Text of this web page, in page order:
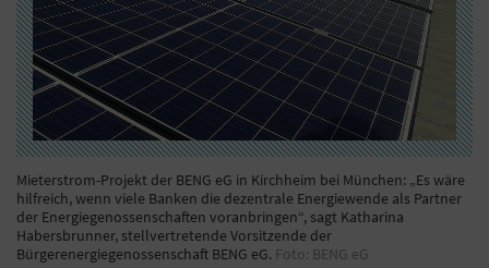
Mieterstrom-Projekt der BENG eG in Kirchheim bei München: „Es wäre
hilfreich, wenn viele Banken die dezentrale Energiewende als Partner
der Energiegenossenschaften voranbringen“, sagt Katharina
Habersbrunner, stellvertretende Vorsitzende der
Bürgerenergiegenossenschaft BENG eG. Foto: BENG eG